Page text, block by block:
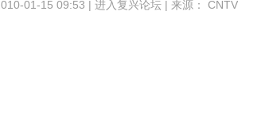
01-15 09:53 | 进入复兴论坛 | 来源： CNTV